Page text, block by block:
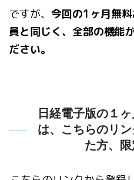
ですが、 今回の1ヶ月無
員と同じく、全部の機能
ださい。
日経電子版の１
は、こちらのリ
た方、限